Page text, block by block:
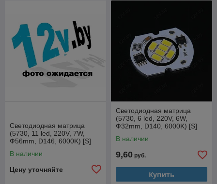
Светодиодная матрица
(5730, 11 led, 220V, 7W,
Ф56mm, D146, 6000K) [S]
В наличии
Цену уточняйте
Светодиодная матрица
(5730, 6 led, 220V, 6W,
Ф32mm, D140, 6000K) [S]
В наличии
9,60 руб.
Купить